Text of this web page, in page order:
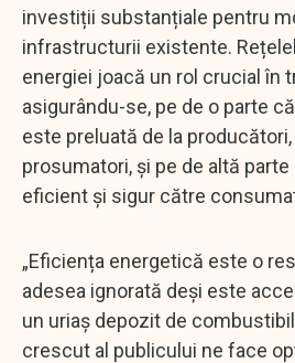
investiții substanțiale pentru
infrastructurii existente.
energiei joacă un rol crucial în
asigurându-se, pe de o parte
este preluată de la
prosumatori, și pe de altă
eficient și sigur către
„Eficiența energetică este o
adesea ignorată deși este
un uriaș depozit de
crescut al publicului ne face